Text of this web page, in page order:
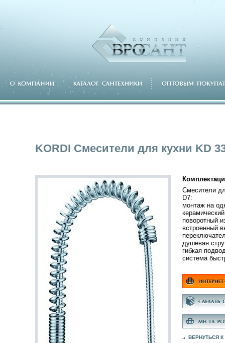
KORDI Смесители для кухни KD
Смесители
D7:
монтаж на
поворотный
встроенный
душевая
гибкая
система
ВЕРНУТЬСЯ К